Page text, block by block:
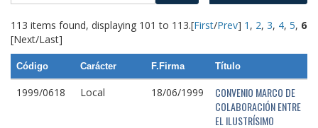
113 items found, displaying 101 to 113.[First/Prev] 1 , 2, 3, 4, 5, 6
[Next/Last]
Código Carácter F.Firma Título
1999/0618 Local 18/06/1999
CONVENIO MARCO DE
COLABORACIÓN ENTRE
EL ILUSTRÍSIMO